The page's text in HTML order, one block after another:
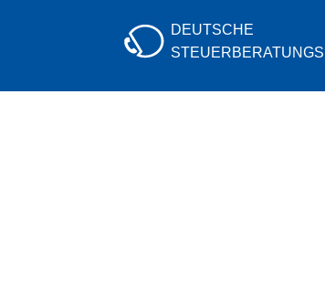
DEUTSCHE
STEUERBERATUNGS